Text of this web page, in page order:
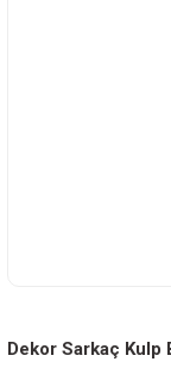
Dekor Sarkaç Kulp